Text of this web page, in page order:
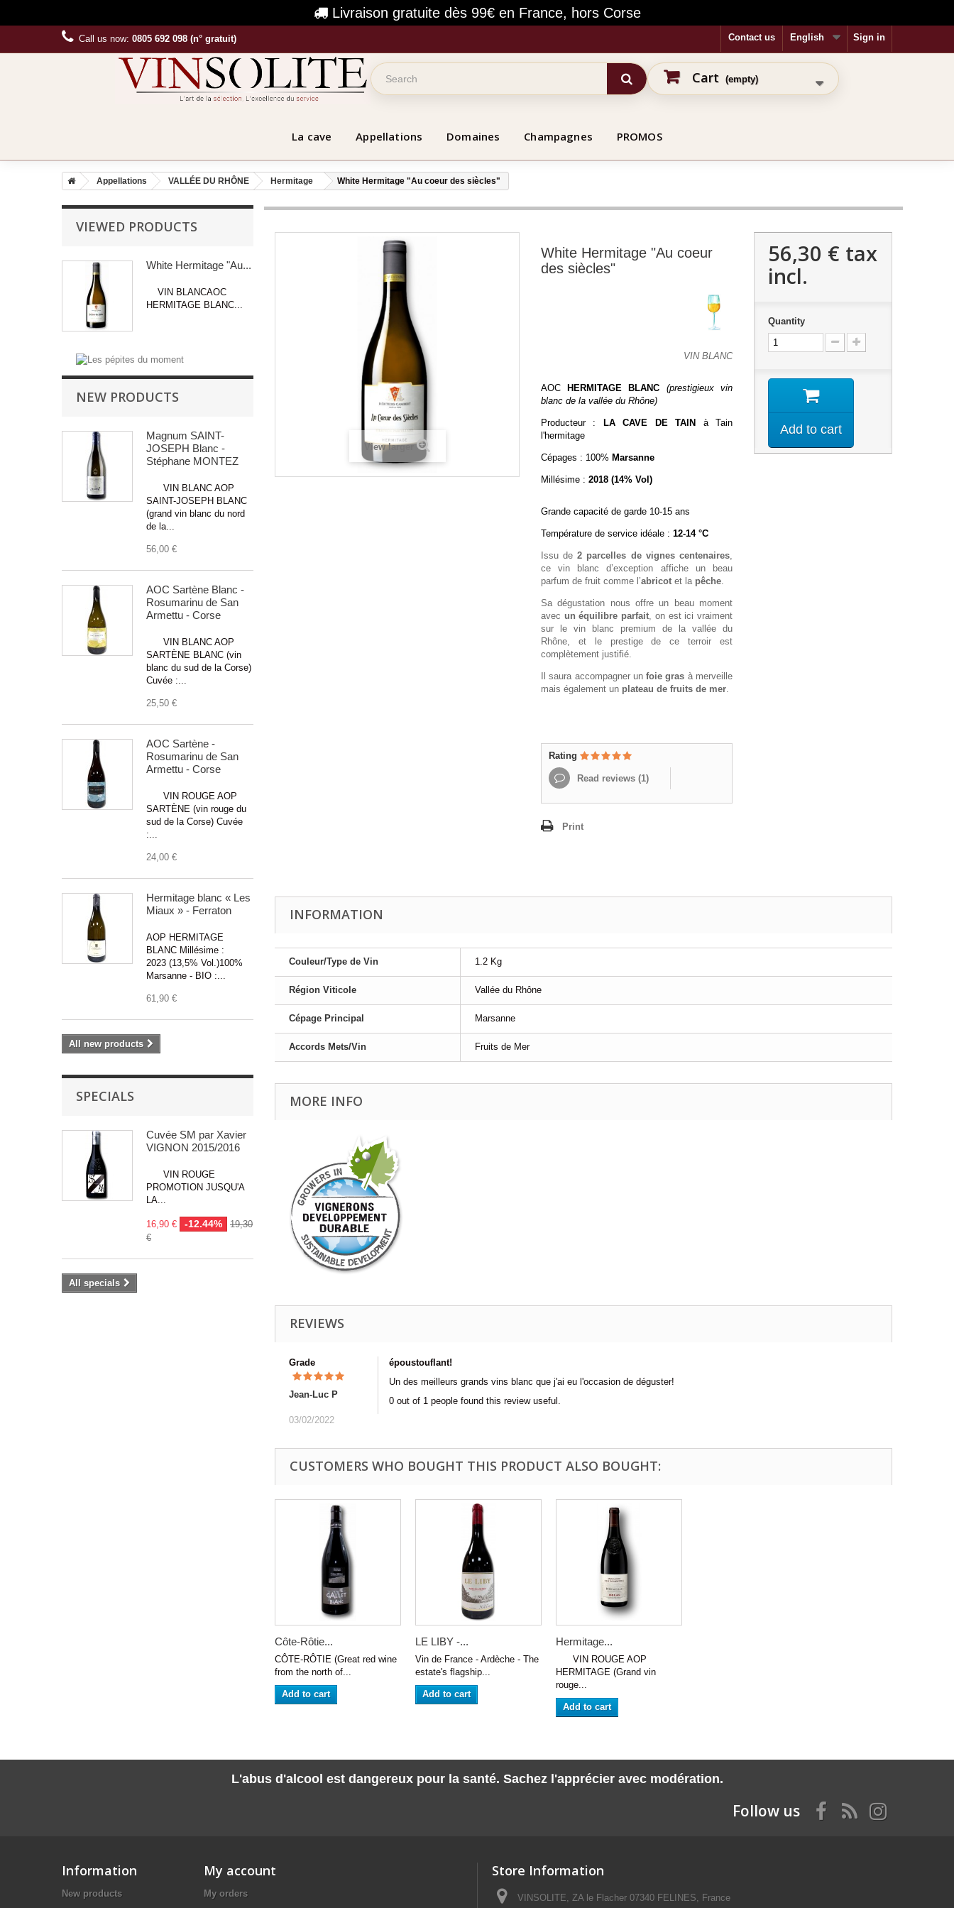
Livraison gratuite dès 99€ en France, hors Corse
Sign in
English
Contact us
Call us now: 0805 692 098 (n° gratuit)
Cart (empty)
La cave Appellations Domaines Champagnes PROMOS
Appellations VALLÉE DU RHÔNE Hermitage White Hermitage "Au coeur des siècles"
VIEWED PRODUCTS
White Hermitage "Au...
VIN BLANCAOC
HERMITAGE BLANC...
NEW PRODUCTS
Magnum SAINT-
JOSEPH Blanc -
Stéphane MONTEZ
VIN BLANC AOP
SAINT-JOSEPH BLANC
(grand vin blanc du nord
de la...
56,00 €
AOC Sartène Blanc -
Rosumarinu de San
Armettu - Corse
VIN BLANC AOP
SARTÈNE BLANC (vin
blanc du sud de la Corse)
Cuvée :...
25,50 €
AOC Sartène -
Rosumarinu de San
Armettu - Corse
VIN ROUGE AOP
SARTÈNE (vin rouge du
sud de la Corse) Cuvée
:...
24,00 €
Hermitage blanc « Les
Miaux » - Ferraton
AOP HERMITAGE
BLANC Millésime :
2023 (13,5% Vol.)100%
Marsanne - BIO :...
61,90 €
All new products
SPECIALS
Cuvée SM par Xavier
VIGNON 2015/2016
VIN ROUGE
PROMOTION JUSQU'A
LA...
16,90 € -12.44%
19,30
€
All specials
View larger
White Hermitage "Au coeur
des siècles"
VIN BLANC
AOC HERMITAGE BLANC
(prestigieux vin
blanc de la vallée du Rhône)
Producteur : LA CAVE DE TAIN
à Tain
l'hermitage
Cépages : 100% Marsanne
Millésime : 2018 (14% Vol)
Grande capacité de garde 10-15 ans
Température de service idéale : 12-14 °C
Issu de2 parcelles de vignes centenaires,
ce vin blanc d’exception affiche un beau
parfum de fruit comme l’abricot et la pêche
Sa dégustation nous offre un beau moment
avec un équilibre parfait , on est ici vraiment
sur le vin blanc premium de la vallée du
Rhône, et le prestige de ce terroir est
complètement justifié.
Il saura accompagner unfoie gras à merveille
mais également un plateau de fruits de mer
Rating
Read reviews (1)
Print
56,30 € tax
incl.
Quantity
Add to cart
INFORMATION
Couleur/Type de Vin 1.2 Kg
Région Viticole Vallée du Rhône
Cépage Principal Marsanne
Accords Mets/Vin Fruits de Mer
MORE INFO
REVIEWS
Grade
Jean-Luc P
03/02/2022
époustouflant!
Un des meilleurs grands vins blanc que j'ai eu l'occasion de déguster!
0 out of 1 people found this review useful.
CUSTOMERS WHO BOUGHT THIS PRODUCT ALSO BOUGHT:
Côte-Rôtie...
CÔTE-RÔTIE (Great red wine
from the north of...
Add to cart
LE LIBY -...
Vin de France - Ardèche - The
estate's flagship...
Add to cart
Hermitage...
VIN ROUGE AOP
HERMITAGE (Grand vin
rouge...
Add to cart
L'abus d'alcool est dangereux pour la santé. Sachez l'apprécier avec modération.
Follow us
Information
New products
My account
My orders
Store Information
VINSOLITE, ZA le Flacher 07340 FELINES, France